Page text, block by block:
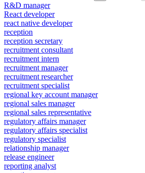
R&D manager
React developer
react native developer
reception
reception secretary
recruitment consultant
recruitment intern
recruitment manager
recruitment researcher
recruitment specialist
regional key account manager
regional sales manager
regional sales representative
regulatory affairs manager
regulatory affairs specialist
regulatory specialist
relationship manager
release engineer
reporting analyst